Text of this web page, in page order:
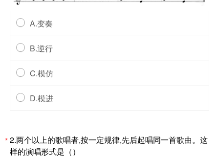
A.变奏
B.逆行
C.模仿
D.模进
*2.两个以上的歌唱者,按一定规律,先后起唱同一首歌曲。这
样的演唱形式是（）